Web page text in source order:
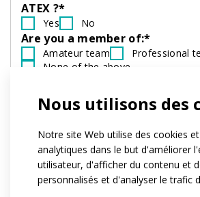
Nous utilisons des
Notre site Web utilise des cookies
analytiques dans le but d'améliorer
utilisateur, d'afficher du contenu et
personnalisés et d'analyser le trafic
ATEX ?*
Yes No
Are you a member of:*
Amateur team Professional
None of the above
name?
Quel est le nombre
personnes pour lesquelles
les vêtements ?*
1-4 5-10 11-50
plus
centaines de pièces
Quand auriez-vous besoin que